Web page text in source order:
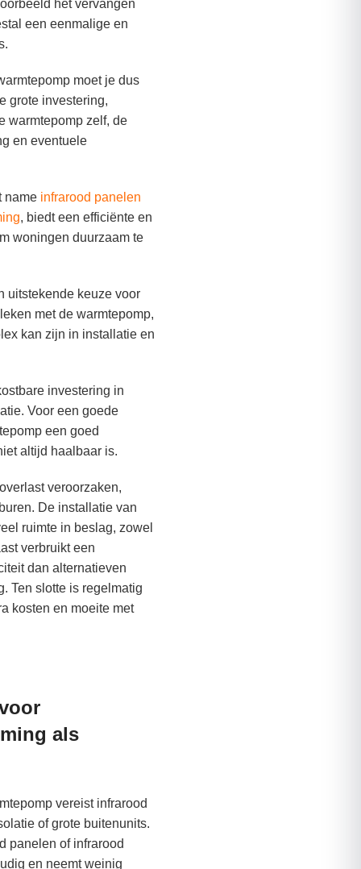
het vervangen
een eenmalige en
moet je dus
grote investering,
warmtepomp zelf, de
en eventuele
name infrarood panelen
, biedt een efficiënte en
woningen duurzaam te
uitstekende keuze voor
met de warmtepomp,
kan zijn in installatie en
investering in
Voor een goede
een goed
altijd haalbaar is.
veroorzaken,
De installatie van
ruimte in beslag, zowel
verbruikt een
dan alternatieven
Ten slotte is regelmatig
kosten en moeite met
als
vereist infrarood
of grote buitenunits.
panelen of infrarood
en neemt weinig